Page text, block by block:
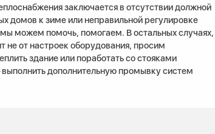
заключается в отсутствии должной
домов к зиме или неправильной регулировке
можем помочь, помогаем. В остальных случаях,
не от настроек оборудования, просим
здание или поработать со стояками
дополнительную промывку систем